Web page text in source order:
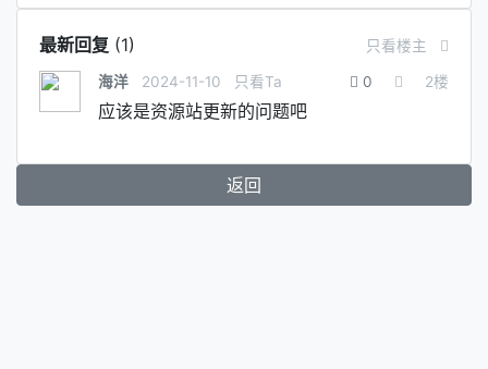
最新回复 (1) 只看楼主
海洋 2024-11-10 只看Ta 0 2楼
应该是资源站更新的问题吧
返回